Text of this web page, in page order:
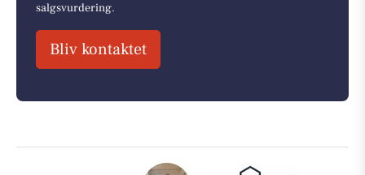
salgsvurdering.
Bliv kontaktet